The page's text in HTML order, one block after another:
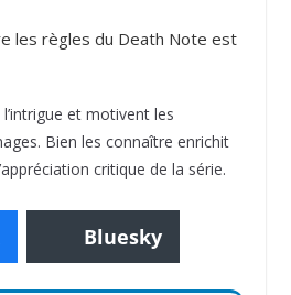
les règles du Death Note est
et motivent les
Bien les connaître enrichit
critique de la série.
Bluesky